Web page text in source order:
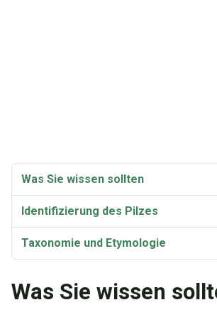
Was Sie wissen sollten
Identifizierung des Pilzes
Taxonomie und Etymologie
Was Sie wissen